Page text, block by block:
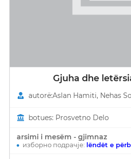
Gjuha dhe
autorë:Aslan Hamiti, Nehas
botues: Prosvetno Delo
arsimi i mesëm - gjimnaz
изборно подрачје: lëndët e